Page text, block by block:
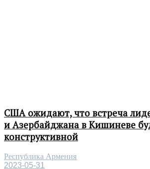
США ожидают, что встреча
и Азербайджана в Кишиневе
конструктивной
Республика Армения
2023-05-31